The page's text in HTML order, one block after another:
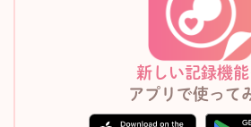
新しい記録機能
アプリで使って